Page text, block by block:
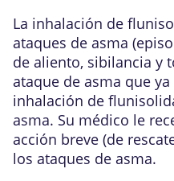
La inhalación de
ataques de asma
de aliento, sibilancia y
ataque de asma que
inhalación de
asma. Su médico le
acción breve (de
los ataques de asma.